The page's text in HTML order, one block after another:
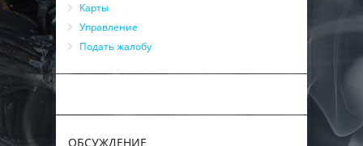
Карты
Управление
Подать жалобу
ОБСУЖДЕНИЕ